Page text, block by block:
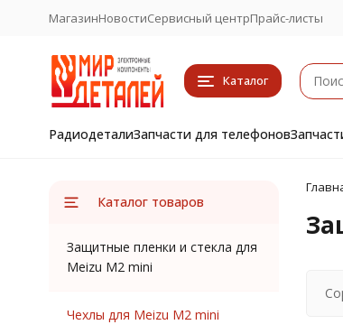
МагазинНовостиСервисный центрПрайс-листы
Каталог
РадиодеталиЗапчасти для телефонов
Каталог товаров
Защитные пленки и стекла для
Meizu M2 mini
Чехлы для Meizu M2 mini